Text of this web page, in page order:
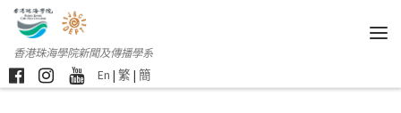
香港珠海學院新聞及傳播學系
En | 繁 | 簡